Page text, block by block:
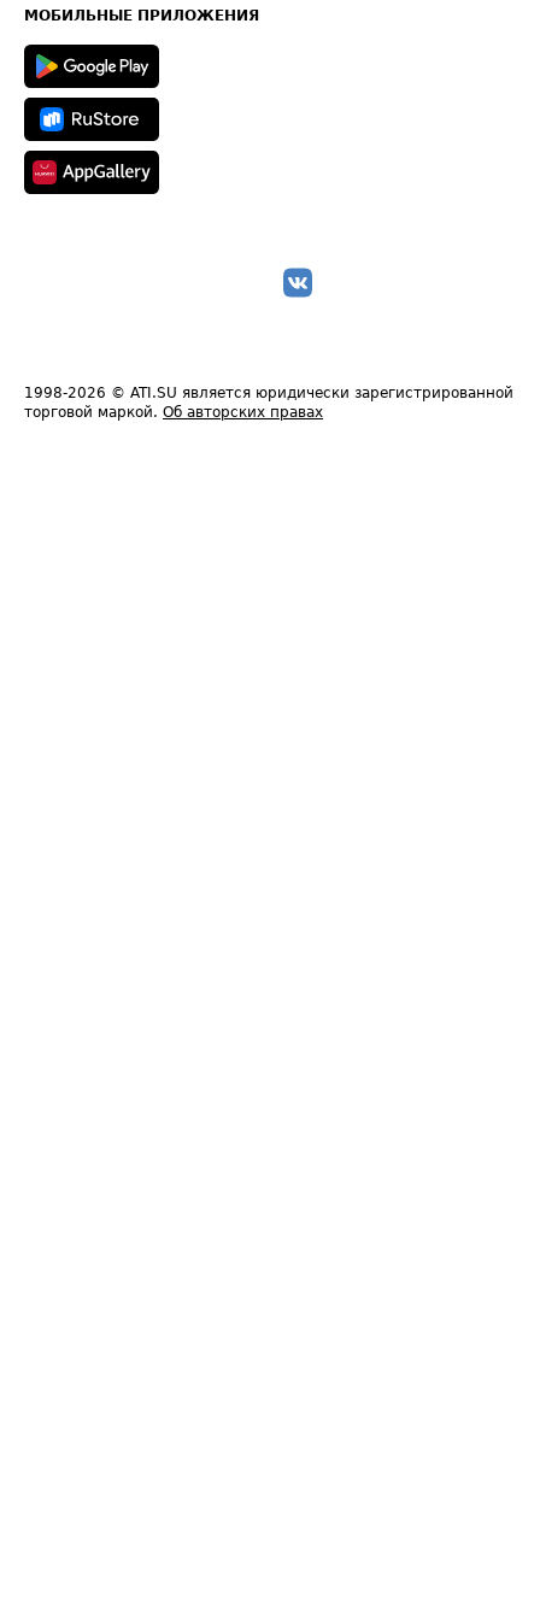
Техническая информация
МОБИЛЬНЫЕ ПРИЛОЖЕНИЯ
1998-2026 © ATI.SU является юридически зарегистрированной
торговой маркой. Об авторских правах